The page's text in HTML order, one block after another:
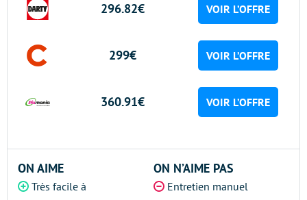
296.82€ VOIR L’OFFRE
299€ VOIR L’OFFRE
360.91€ VOIR L’OFFRE
ON AIME
Très facile à
ON N’AIME PAS
Entretien manuel